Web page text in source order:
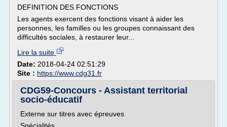
DEFINITION DES FONCTIONS
Les agents exercent des fonctions visant à aider les
personnes, les familles ou les groupes connaissant des
difficultés sociales, à restaurer leur...
Lire la suite
Date: 2018-04-24 02:51:29
Site : https://www.cdg31.fr
CDG59-Concours - Assistant territorial
socio-éducatif
Externe sur titres avec épreuves